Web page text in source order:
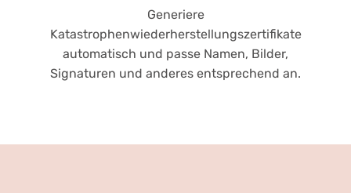
Generiere
Katastrophenwiederherstellungszertifikate
automatisch und passe Namen, Bilder,
Signaturen und anderes entsprechend an.